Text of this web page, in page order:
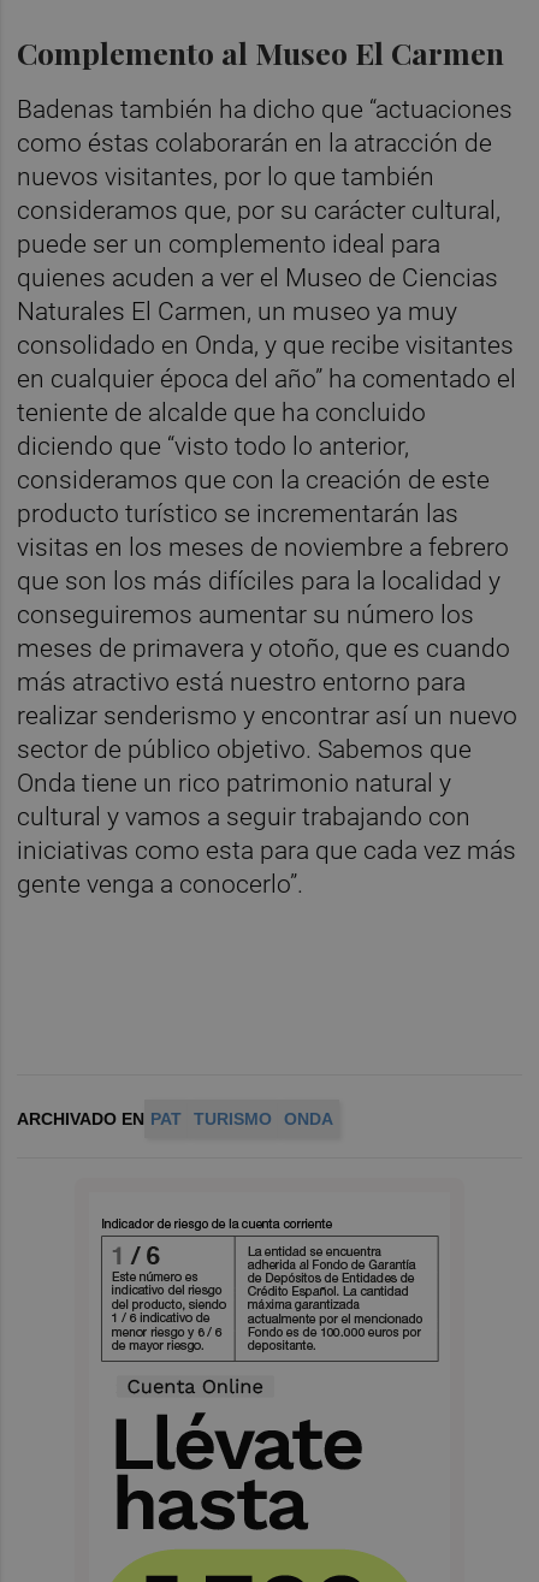
Complemento al Museo El Carmen
Badenas también ha dicho que “actuaciones
como éstas colaborarán en la atracción de
nuevos visitantes, por lo que también
consideramos que, por su carácter cultural,
puede ser un complemento ideal para
quienes acuden a ver el Museo de Ciencias
Naturales El Carmen, un museo ya muy
consolidado en Onda, y que recibe visitantes
en cualquier época del año” ha comentado el
teniente de alcalde que ha concluido
diciendo que “visto todo lo anterior,
consideramos que con la creación de este
producto turístico se incrementarán las
visitas en los meses de noviembre a febrero
que son los más difíciles para la localidad y
conseguiremos aumentar su número los
meses de primavera y otoño, que es cuando
más atractivo está nuestro entorno para
realizar senderismo y encontrar así un nuevo
sector de público objetivo. Sabemos que
Onda tiene un rico patrimonio natural y
cultural y vamos a seguir trabajando con
iniciativas como esta para que cada vez más
gente venga a conocerlo”.
ARCHIVADO EN PAT TURISMO ONDA